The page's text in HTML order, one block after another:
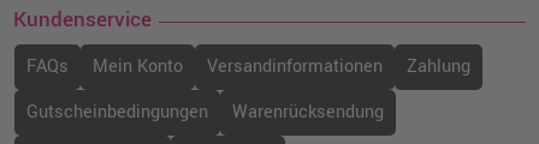
Kundenservice
FAQs Mein Konto Versandinformationen
Zahlung
Gutscheinbedingungen
Warenrücksendung